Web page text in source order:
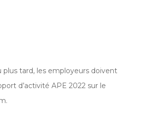
plus tard, les employeurs doivent
d’activité APE 2022 sur le